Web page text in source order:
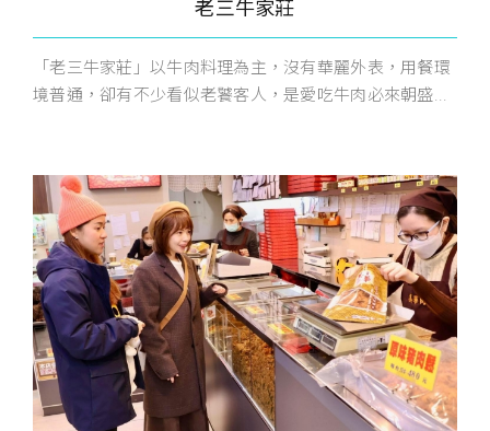
老三牛家莊
「老三牛家莊」以牛肉料理為主，沒有華麗外表，用餐環
境普通，卻有不少看似老饕客人，是愛吃牛肉必來朝盛...